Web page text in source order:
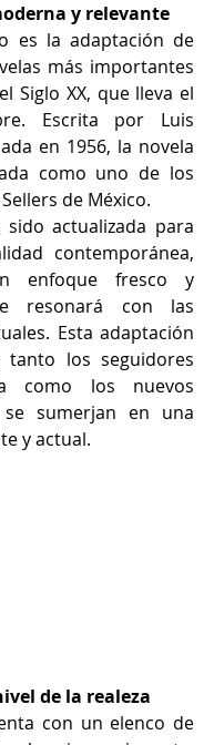
y relevante
es la adaptación de
más importantes
Siglo XX, que lleva el
Escrita por Luis
en 1956, la novela
como uno de los
de México.
sido actualizada para
contemporánea,
enfoque fresco y
resonará con las
Esta adaptación
tanto los seguidores
como los nuevos
se sumerjan en una
y actual.
de la realeza
con un elenco de